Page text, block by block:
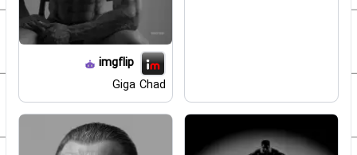
imgflip
Giga Chad